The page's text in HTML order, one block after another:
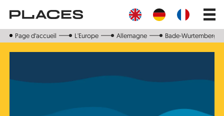
contenu
Main
Page d‘accueil L'Europe Allemagne Bade-Wurtemberg